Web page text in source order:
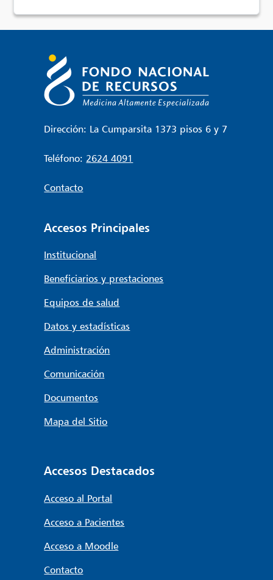
Dirección: La Cumparsita 1373 pisos 6 y 7
Teléfono: 2624 4091
Contacto
Accesos Principales
Institucional
Beneficiarios y prestaciones
Equipos de salud
Datos y estadísticas
Administración
Comunicación
Documentos
Mapa del Sitio
Accesos Destacados
Acceso al Portal
Acceso a Pacientes
Acceso a Moodle
Contacto